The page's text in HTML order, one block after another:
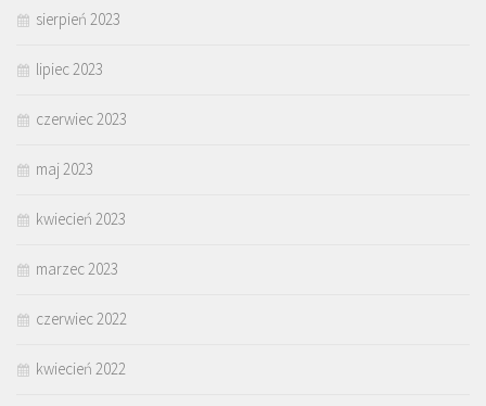
sierpień 2023
lipiec 2023
czerwiec 2023
maj 2023
kwiecień 2023
marzec 2023
czerwiec 2022
kwiecień 2022